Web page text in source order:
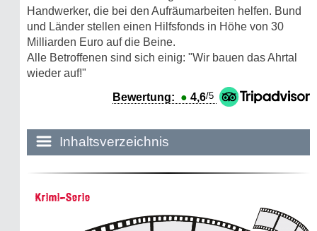
Handwerker, die bei den Aufräumarbeiten helfen. Bund
und Länder stellen einen Hilfsfonds in Höhe von 30
Milliarden Euro auf die Beine.
Alle Betroffenen sind sich einig: "Wir bauen das Ahrtal
wieder auf!"
Bewertung: ● 4,6/5
Inhaltsverzeichnis
Krimi-Serie